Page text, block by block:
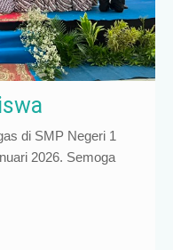
di SMP Negeri 1
2026. Semoga